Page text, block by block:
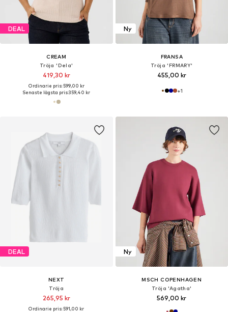
DEAL
CREAM
Tröja 'Dela'
419,30 kr
Ordinarie pris: 599,00 kr
Senaste lägsta pris:359,40 kr
Ny
FRANSA
Tröja 'FRMARY'
455,00 kr
+1
DEAL
NEXT
Tröja
265,95 kr
Ordinarie pris: 591,00 kr
Ny
MSCH COPENHAGEN
Tröja 'Agatha'
569,00 kr